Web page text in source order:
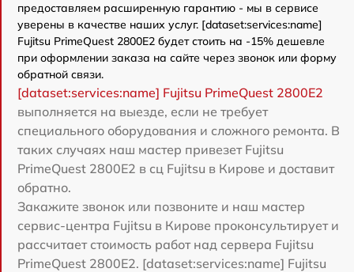
предоставляем расширенную гарантию - мы в сервисе
уверены в качестве наших услуг. [dataset:services:name]
Fujitsu PrimeQuest 2800E2 будет стоить на -15% дешевле
при оформлении заказа на сайте через звонок или форму
обратной связи.
[dataset:services:name] Fujitsu PrimeQuest 2800E2
выполняется на выезде, если не требует
специального оборудования и сложного ремонта. В
таких случаях наш мастер привезет Fujitsu
PrimeQuest 2800E2 в сц Fujitsu в Кирове и доставит
обратно.
Закажите звонок или позвоните и наш мастер
сервис-центра Fujitsu в Кирове проконсультирует и
рассчитает стоимость работ над сервера Fujitsu
PrimeQuest 2800E2. [dataset:services:name] Fujitsu